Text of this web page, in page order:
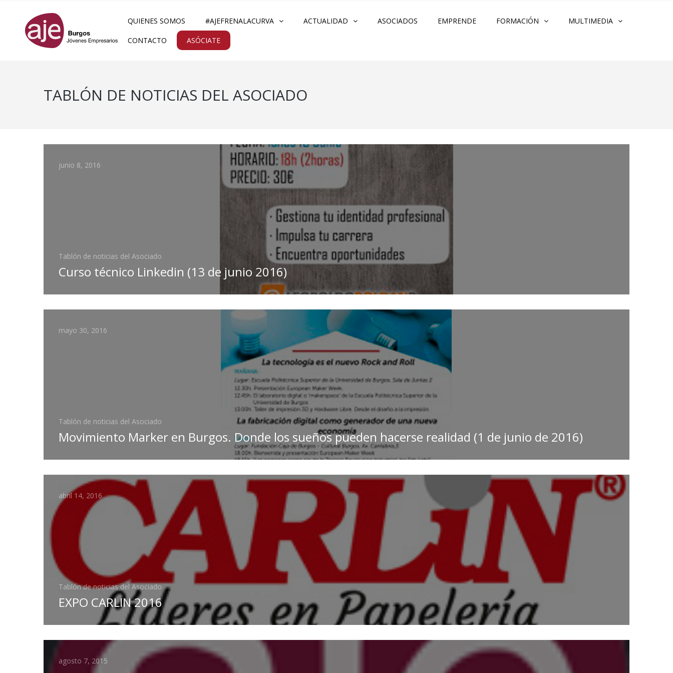
QUIENES SOMOS #AJEFRENALACURVA ACTUALIDAD ASOCIADOS EMPRENDE FORMACIÓN MULTIMEDIA
CONTACTO ASÓCIATE
TABLÓN DE NOTICIAS DEL ASOCIADO
junio 8, 2016
Tablón de noticias del Asociado
Curso técnico Linkedin (13 de junio 2016)
mayo 30, 2016
Tablón de noticias del Asociado
Movimiento Marker en Burgos. Donde los sueños pueden hacerse realidad (1 de junio de 2016)
abril 14, 2016
Tablón de noticias del Asociado
EXPO CARLIN 2016
agosto 7, 2015